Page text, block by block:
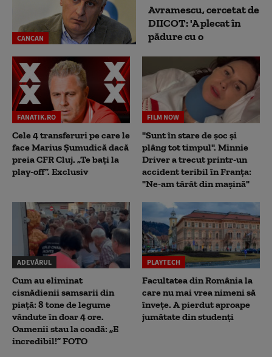
CANCAN
Avramescu, cercetat de
DIICOT: 'A plecat în
pădure cu o
FANATIK.RO
Cele 4 transferuri pe care le
face Marius Șumudică dacă
preia CFR Cluj. „Te bați la
play-off”. Exclusiv
FILM NOW
"Sunt în stare de șoc și
plâng tot timpul". Minnie
Driver a trecut printr-un
accident teribil în Franța:
"Ne-am târât din mașină"
ADEVĂRUL
Cum au eliminat
cisnădienii samsarii din
piață: 8 tone de legume
vândute în doar 4 ore.
Oamenii stau la coadă: „E
incredibil!” FOTO
PLAYTECH
Facultatea din România la
care nu mai vrea nimeni să
înveţe. A pierdut aproape
jumătate din studenţi